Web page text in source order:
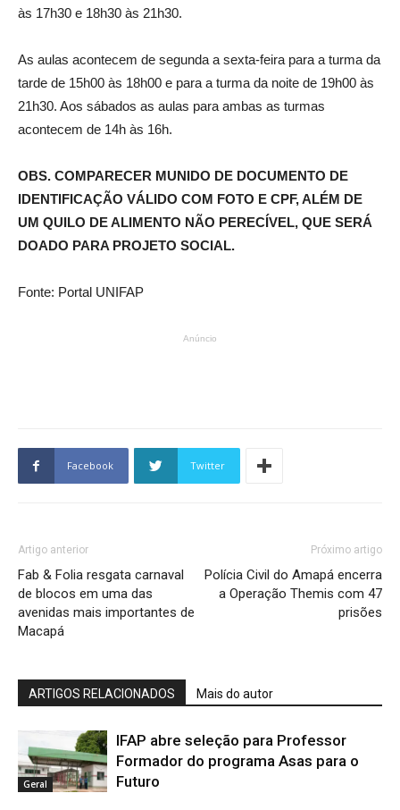
às 17h30 e 18h30 às 21h30.
As aulas acontecem de segunda a sexta-feira para a turma da
tarde de 15h00 às 18h00 e para a turma da noite de 19h00 às
21h30. Aos sábados as aulas para ambas as turmas
acontecem de 14h às 16h.
OBS. COMPARECER MUNIDO DE DOCUMENTO DE
IDENTIFICAÇÃO VÁLIDO COM FOTO E CPF, ALÉM DE
UM QUILO DE ALIMENTO NÃO PERECÍVEL, QUE SERÁ
DOADO PARA PROJETO SOCIAL.
Fonte: Portal UNIFAP
Anúncio
Facebook Twitter
Artigo anterior
Fab & Folia resgata carnaval
de blocos em uma das
avenidas mais importantes de
Macapá
Próximo artigo
Polícia Civil do Amapá encerra
a Operação Themis com 47
prisões
ARTIGOS RELACIONADOS Mais do autor
Geral
IFAP abre seleção para Professor
Formador do programa Asas para o
Futuro